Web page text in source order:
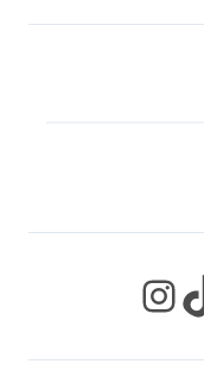
InstagramTikTok